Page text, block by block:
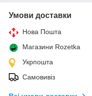
Умови доставки
Нова Пошта
Магазини Rozetka
Укрпошта
Самовивіз